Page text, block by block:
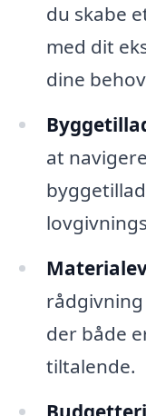
du skabe
med dit
dine
at
der både
tiltalende.